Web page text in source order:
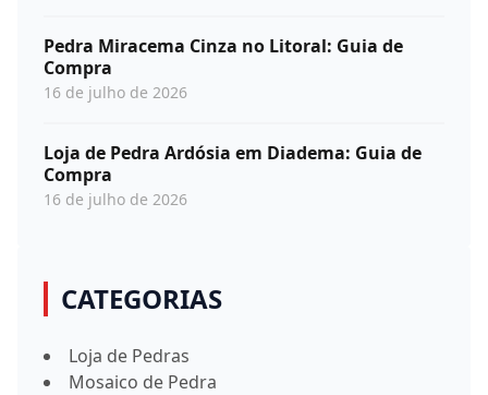
Pedra Miracema Cinza no Litoral: Guia de
Compra
16 de julho de 2026
Loja de Pedra Ardósia em Diadema: Guia de
Compra
16 de julho de 2026
CATEGORIAS
Loja de Pedras
Mosaico de Pedra